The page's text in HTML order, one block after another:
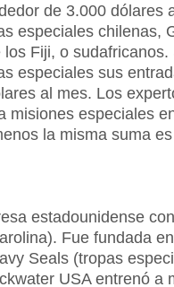
de 3.000 dólares
especiales chilenas,
Fiji, o sudafricanos.
especiales sus
al mes. Los
misiones especiales
la misma suma
estadounidense
Fue fundada
Seals (tropas
USA entrenó a